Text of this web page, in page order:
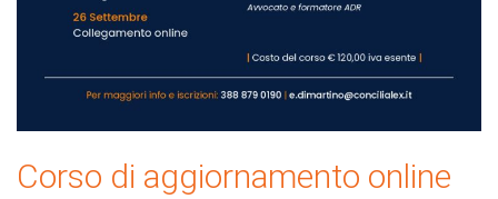
Corso di aggiornamento online